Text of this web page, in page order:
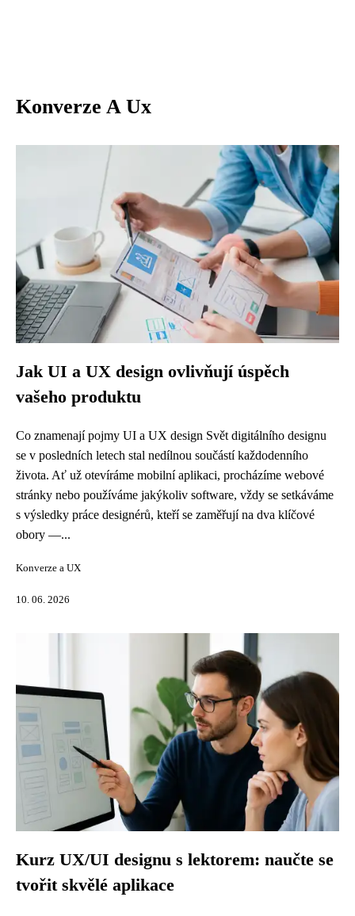
Konverze A Ux
Jak UI a UX design ovlivňují úspěch
vašeho produktu
Co znamenají pojmy UI a UX design Svět digitálního designu
se v posledních letech stal nedílnou součástí každodenního
života. Ať už otevíráme mobilní aplikaci, procházíme webové
stránky nebo používáme jakýkoliv software, vždy se setkáváme
s výsledky práce designérů, kteří se zaměřují na dva klíčové
obory —...
Konverze a UX
10. 06. 2026
Kurz UX/UI designu s lektorem: naučte se
tvořit skvělé aplikace